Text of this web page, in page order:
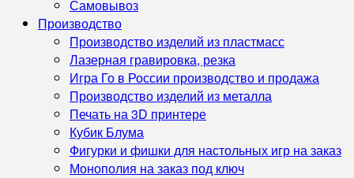
Самовывоз
Производство
Производство изделий из пластмасс
Лазерная гравировка, резка
Игра Го в России производство и продажа
Производство изделий из металла
Печать на 3D принтере
Кубик Блума
Фигурки и фишки для настольных игр на заказ
Монополия на заказ под ключ